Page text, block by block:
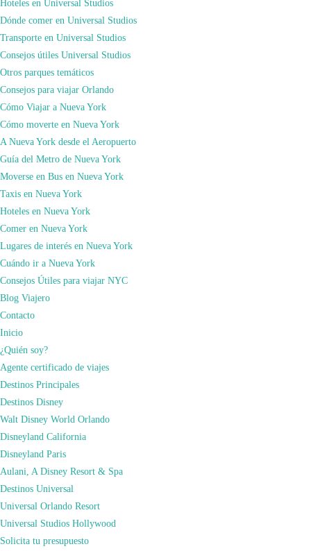
Hoteles en Universal Studios
Dónde comer en Universal Studios
Transporte en Universal Studios
Consejos útiles Universal Studios
Otros parques temáticos
Consejos para viajar Orlando
Cómo Viajar a Nueva York
Cómo moverte en Nueva York
A Nueva York desde el Aeropuerto
Guía del Metro de Nueva York
Moverse en Bus en Nueva York
Taxis en Nueva York
Hoteles en Nueva York
Comer en Nueva York
Lugares de interés en Nueva York
Cuándo ir a Nueva York
Consejos Útiles para viajar NYC
Blog Viajero
Contacto
Inicio
¿Quién soy?
Agente certificado de viajes
Destinos Principales
Destinos Disney
Walt Disney World Orlando
Disneyland California
Disneyland Paris
Aulani, A Disney Resort & Spa
Destinos Universal
Universal Orlando Resort
Universal Studios Hollywood
Solicita tu presupuesto
Entre este blog y el canal de youtube crearemos contenido interactivo y TE
VOY A AYUDAR a realizar el viaje de tus sueños. Da igual lo que cueste, si
sigues mis consejos… ¡¡LO CONSEGUIRÁS!!
Con tan solo 30 años, siempre que he podido he invertido el tiempo en mi
pasión… VIAJAR. Y sí, digo invertir, porque creo que viajar es una de las
experiencias más enriquecedoras que existe en nuestra vida. Recuerdos,
cultura, gastronomía, descubrimientos, ocio… Todo junto en una sola
palabra… VIAJAR!
He viajado por 3 continentes, 37 países y estados… Interrail, Cruceros,
Trasatlánticos…Y diréis..»Pues como lo vas a hacer… siendo millonario!»…
¡PUES NO! De hecho soy autónomo en España, prácticamente un deporte de
riesgo en nuestro país. Ya te he respondido a ¿Quién soy?, así espero que ahora
que me conoces un poco mejor, te unas a nuestra familia de viajeros y viajeras
por todo el mundo.
En nuestra web, como puedes observar, te mostramos los mejores consejos
para viajar alrededor de todo el mundo. En nuestra web disponemos de toda la
información más completa para organizar tu viaje a cualquier destino, pero
haciendo especial hincapié en
que hemos viajado a ambos destinos. Si quieres información personalizada de
cualquier destino, escríbenos a xuso@comoviajar.es o rellena el formulario
de
contacto .
SOLICITA TU PRESUPUESTO SIN